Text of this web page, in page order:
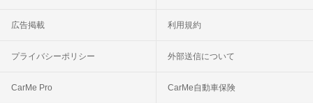
広告掲載 利用規約
プライバシーポリシー 外部送信について
CarMe Pro CarMe自動車保険